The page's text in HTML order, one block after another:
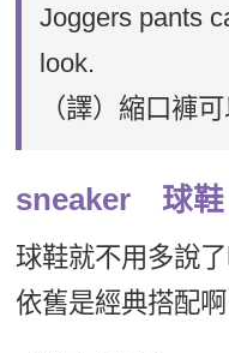
Joggers pants
look.
（譯）縮口褲
sneaker 球鞋
球鞋就不用多說
依舊是經典搭配啊